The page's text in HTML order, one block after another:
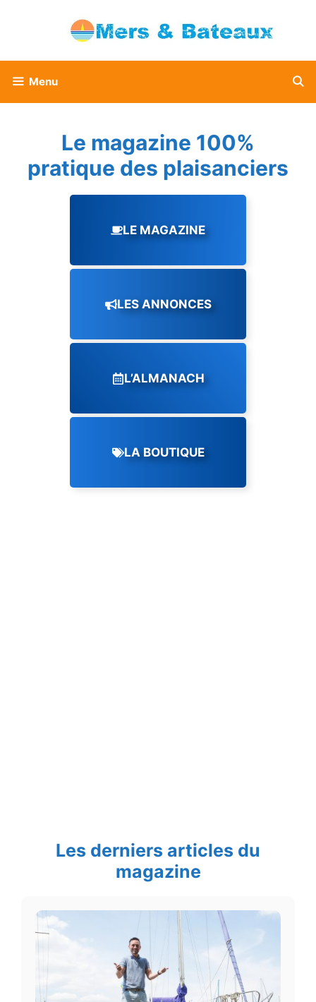
Menu
Le magazine 100%
pratique des plaisanciers
LE MAGAZINE
LES ANNONCES
L’ALMANACH
LA BOUTIQUE
Les derniers articles du
magazine